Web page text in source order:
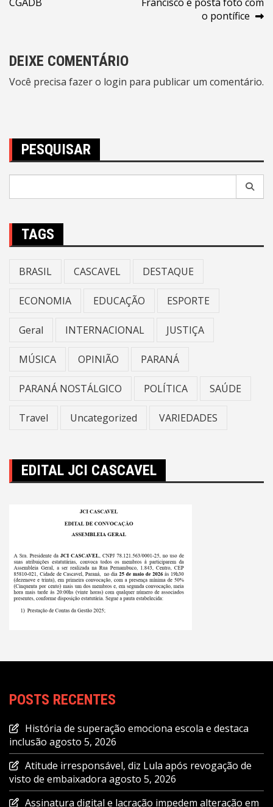
CGADB
Francisco e posta foto com
o pontífice
DEIXE COMENTÁRIO
Você precisa fazer o login para publicar um comentário.
PESQUISAR
TAGS
BRASIL CASCAVEL DESTAQUE
ECONOMIA EDUCAÇÃO ESPORTE
Geral INTERNACIONAL JUSTIÇA
MÚSICA OPINIÃO PARANÁ
PARANÁ NOSTÁLGICO POLÍTICA SAÚDE
Travel Uncategorized VARIEDADES
EDITAL JCI CASCAVEL
POSTS RECENTES
História de superação emociona escola e destaca
inclusão agosto 5, 2026
Atitude irresponsável, diz Lula após revogação de
visto de embaixadora agosto 5, 2026
Assinatura digital e lacração impedem alteração em